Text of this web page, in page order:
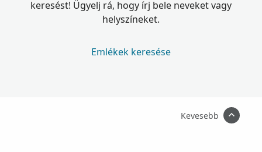
keresést! Ügyelj rá, hogy írj bele neveket vagy
helyszíneket.
Emlékek keresése
Kevesebb